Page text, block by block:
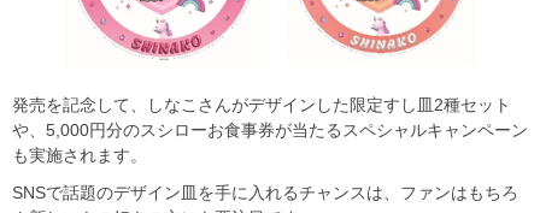
発売を記念して、しなこさんがデザインした限定すし皿2種セット
や、5,000円分のスシローお食事券が当たるスペシャルキャンペーン
も実施されます。
SNSで話題のデザイン皿を手に入れるチャンスは、ファンはもちろ